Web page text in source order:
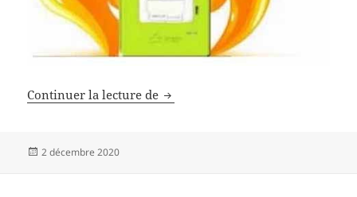
Continuer la lecture de Stéphane Lhomme attaqué en
Publié
2 décembre 2020